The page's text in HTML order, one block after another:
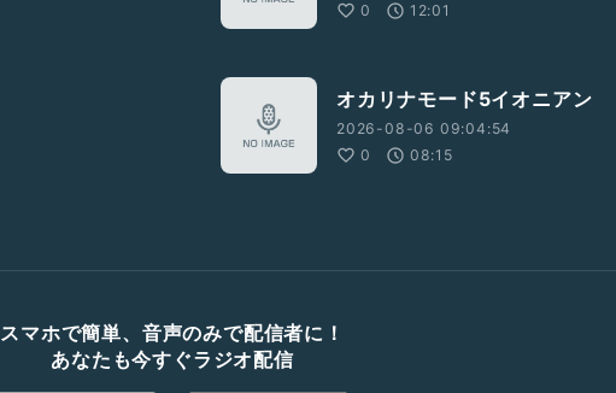
0
12:01
オカリナモード5イオニアン
2026-08-06 09:04:54
0
08:15
スマホで簡単、音声のみで配信者に！
あなたも今すぐラジオ配信